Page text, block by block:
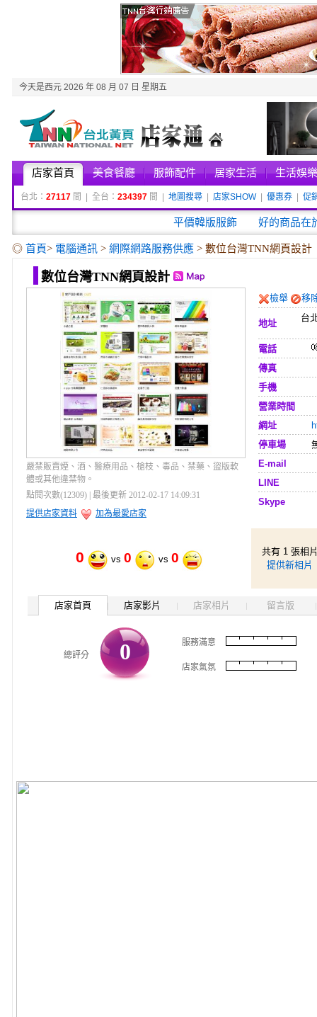
今天是西元 2026 年 08 月 07 日 星期五
店家首頁 美食餐廳 服飾配件 居家生活 生活娛樂
台北： 27117 間 | 全台： 234397 間 | 地圖搜尋 店家SHOW| 優惠券 促
平價韓版服飾 好的商品在
◎首頁> 電腦通訊>網際網路服務供應> 數位台灣TNN網頁設計
數位台灣TNN網頁設計
嚴禁販賣煙、酒、醫療用品、槍枝、毒品、禁藥、盜版軟
體或其他違禁物。
點閱次數(12309) | 最後更新 2012-02-17 14:09:31
提供店家資料
加為最愛店家
檢舉 移
地址
台
電話
傳真
手機
營業時間
網址
停車場
E-mail
LINE
Skype
0 vs 0 vs 0
共有 1 張相
提供新相片
店家首頁 店家影片 店家相片 留言版
總評分 0 服務滿意
店家氣氛